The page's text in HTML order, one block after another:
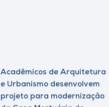
Acadêmicos de Arquitetura
e Urbanismo desenvolvem
projeto para modernização